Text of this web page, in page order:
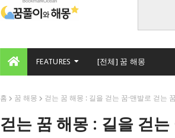
FEATURES [전체] 꿈 해몽
홈 꿈 해몽 걷는 꿈 해몽 : 길을 걷는 꿈·맨발로 걷는
걷는 꿈 해몽 : 길을 걷는